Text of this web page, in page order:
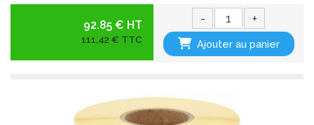
92.85 € HT
111,42 € TTC
- +
Ajouter au panier